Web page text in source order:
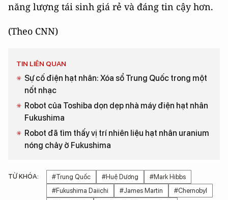
năng lượng tái sinh giá rẻ và đáng tin cậy hơn.
(Theo CNN)
TIN LIÊN QUAN
Sự cố điện hạt nhân: Xóa sổ Trung Quốc trong một
nốt nhạc
Robot của Toshiba dọn dẹp nhà máy điện hạt nhân
Fukushima
Robot đã tìm thấy vị trí nhiên liệu hạt nhân uranium
nóng chảy ở Fukushima
TỪ KHÓA: #Trung Quốc #Huệ Dương
#Mark Hibbs
#Fukushima Daiichi
#James Martin
#Chernobyl